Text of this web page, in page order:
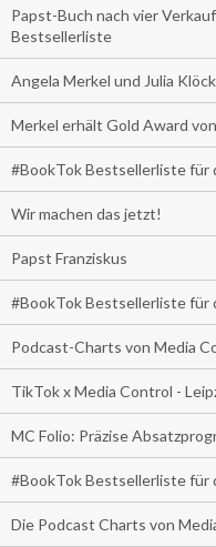
Papst-Buch nach vier
Bestsellerliste
Angela Merkel und Julia
Merkel erhält Gold Award
#BookTok Bestsellerliste für
Wir machen das jetzt!
Papst Franziskus
#BookTok Bestsellerliste für
Podcast-Charts von Media
TikTok x Media Control -
MC Folio: Präzise
#BookTok Bestsellerliste für
Die Podcast Charts von